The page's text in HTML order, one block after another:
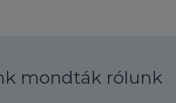
mondták rólunk